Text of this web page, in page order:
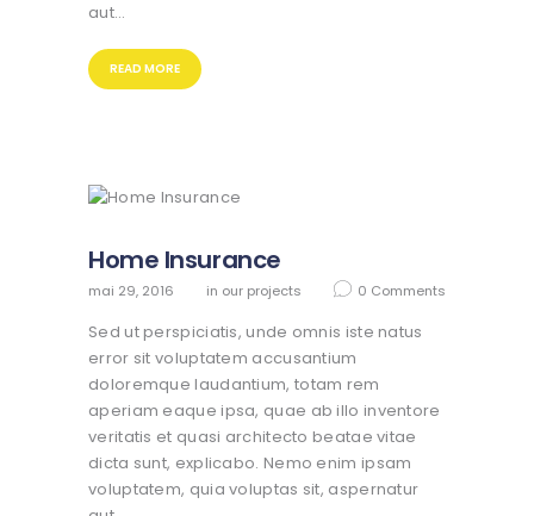
aut…
READ MORE
Home Insurance
mai 29, 2016 in our projects 0 Comments
Sed ut perspiciatis, unde omnis iste natus
error sit voluptatem accusantium
doloremque laudantium, totam rem
aperiam eaque ipsa, quae ab illo inventore
veritatis et quasi architecto beatae vitae
dicta sunt, explicabo. Nemo enim ipsam
voluptatem, quia voluptas sit, aspernatur